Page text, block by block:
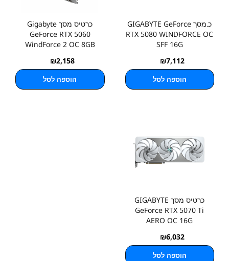
כ.מסך GIGABYTE GeForce
RTX 5080 WINDFORCE OC
SFF 16G
₪7,112
הוספה לסל
כרטיס מסך Gigabyte
GeForce RTX 5060
WindForce 2 OC 8GB
₪2,158
הוספה לסל
כרטיס מסך GIGABYTE
GeForce RTX 5070 Ti
AERO OC 16G
₪6,032
הוספה לסל